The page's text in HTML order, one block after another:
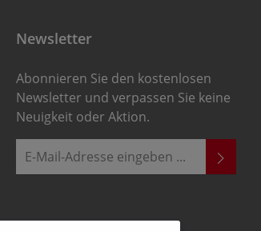
Newsletter
Abonnieren Sie den kostenlosen
Newsletter und verpassen Sie keine
Neuigkeit oder Aktion.
E-Mail-Adresse*
Kenntnis genommen und die
Felder sind Pflichtfelder.